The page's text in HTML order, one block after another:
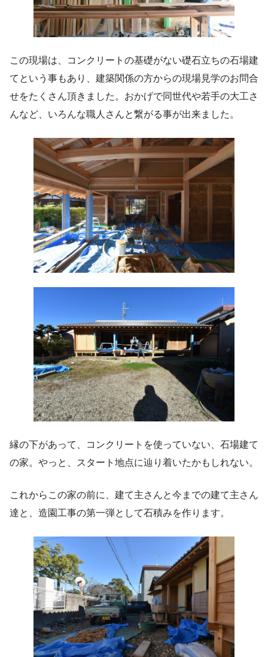
この現場は、コンクリートの基礎がない礎石立ちの石場建
てという事もあり、建築関係の方からの現場見学のお問合
せをたくさん頂きました。おかげで同世代や若手の大工さ
んなど、いろんな職人さんと繋がる事が出来ました。
縁の下があって、コンクリートを使っていない、石場建て
の家。やっと、スタート地点に辿り着いたかもしれない。
これからこの家の前に、建て主さんと今までの建て主さん
達と、造園工事の第一弾として石積みを作ります。